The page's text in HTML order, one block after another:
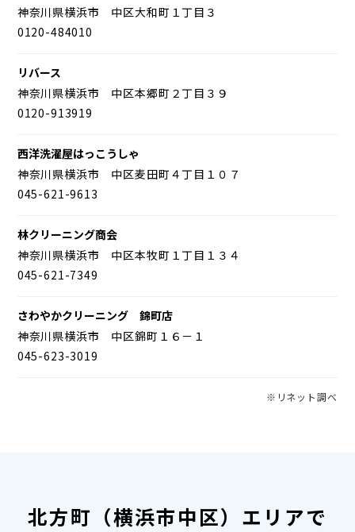
神奈川県横浜市 中区大和町１丁目３
0120-484010
リバース
神奈川県横浜市 中区本郷町２丁目３９
0120-913919
西洋洗濯屋はっこうしゃ
神奈川県横浜市 中区麦田町４丁目１０７
045-621-9613
林クリーニング商会
神奈川県横浜市 中区本牧町１丁目１３４
045-621-7349
さわやかクリーニング 錦町店
神奈川県横浜市 中区錦町１６－１
045-623-3019
※リネット調べ
北方町（横浜市中区）エリアで